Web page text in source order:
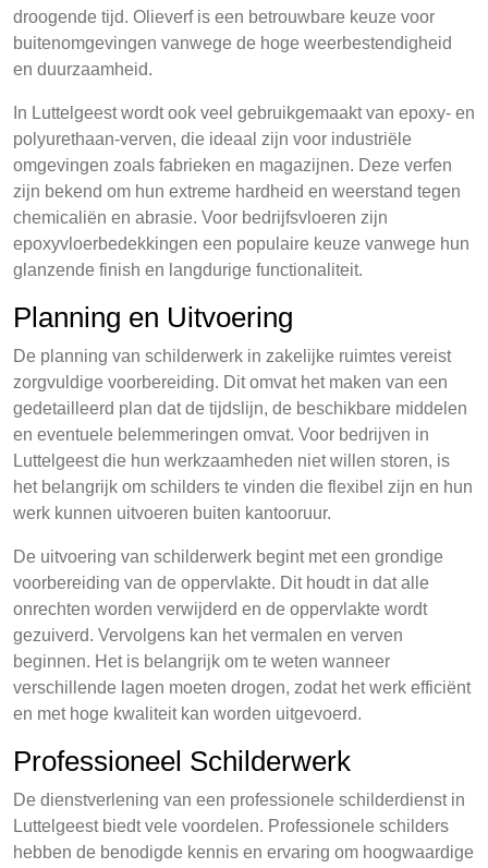
droogende tijd. Olieverf is een betrouwbare keuze voor
buitenomgevingen vanwege de hoge weerbestendigheid
en duurzaamheid.
In Luttelgeest wordt ook veel gebruikgemaakt van epoxy- en
polyurethaan-verven, die ideaal zijn voor industriële
omgevingen zoals fabrieken en magazijnen. Deze verfen
zijn bekend om hun extreme hardheid en weerstand tegen
chemicaliën en abrasie. Voor bedrijfsvloeren zijn
epoxyvloerbedekkingen een populaire keuze vanwege hun
glanzende finish en langdurige functionaliteit.
Planning en Uitvoering
De planning van schilderwerk in zakelijke ruimtes vereist
zorgvuldige voorbereiding. Dit omvat het maken van een
gedetailleerd plan dat de tijdslijn, de beschikbare middelen
en eventuele belemmeringen omvat. Voor bedrijven in
Luttelgeest die hun werkzaamheden niet willen storen, is
het belangrijk om schilders te vinden die flexibel zijn en hun
werk kunnen uitvoeren buiten kantooruur.
De uitvoering van schilderwerk begint met een grondige
voorbereiding van de oppervlakte. Dit houdt in dat alle
onrechten worden verwijderd en de oppervlakte wordt
gezuiverd. Vervolgens kan het vermalen en verven
beginnen. Het is belangrijk om te weten wanneer
verschillende lagen moeten drogen, zodat het werk efficiënt
en met hoge kwaliteit kan worden uitgevoerd.
Professioneel Schilderwerk
De dienstverlening van een professionele schilderdienst in
Luttelgeest biedt vele voordelen. Professionele schilders
hebben de benodigde kennis en ervaring om hoogwaardige